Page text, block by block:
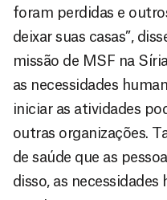
foram perdidas e
deixar suas casas”,
missão de MSF na
as necessidades
iniciar as atividades
outras organizações.
de saúde que as
disso, as